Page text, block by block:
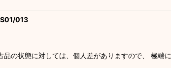
013
の状態に対しては、個人差がありますので、 極